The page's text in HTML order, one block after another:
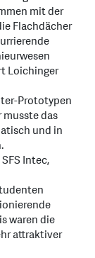
mit der
Flachdächer
Loichinger
Prototypen
das
und in
Intec,
waren die
attraktiver